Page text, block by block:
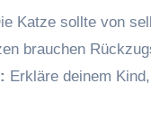
Katze sollte von
brauchen
Erkläre deinem